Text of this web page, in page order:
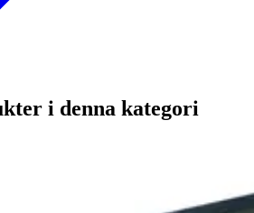
i denna kategori